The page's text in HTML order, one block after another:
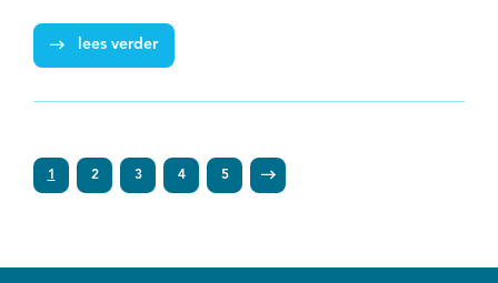
IKNL en MUMC+ de prevalentie en mate van pijn bij
mensen met kanker in de periode 2014-2021. De
bestrijding ervan onverminderd aandacht verdienen.
lees verder
1 2 3 4 5